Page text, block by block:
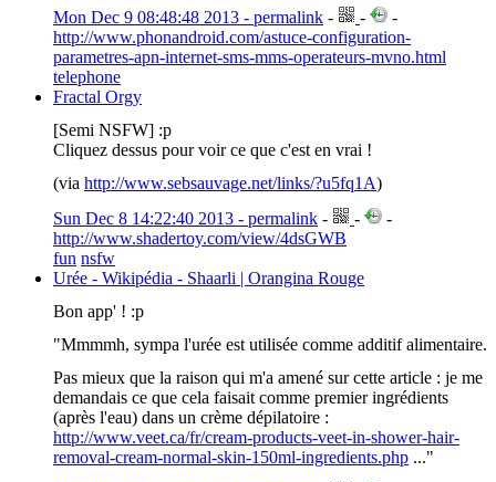
Mon Dec 9 08:48:48 2013 - permalink - -
-
http://www.phonandroid.com/astuce-configuration-
parametres-apn-internet-sms-mms-operateurs-mvno.html
telephone
Fractal Orgy
[Semi NSFW] :p
Cliquez dessus pour voir ce que c'est en vrai !
(via http://www.sebsauvage.net/links/?u5fq1A)
Sun Dec 8 14:22:40 2013 - permalink - -
-
http://www.shadertoy.com/view/4dsGWB
fun nsfw
Urée - Wikipédia - Shaarli | Orangina Rouge
Bon app' ! :p
"Mmmmh, sympa l'urée est utilisée comme additif alimentaire.
Pas mieux que la raison qui m'a amené sur cette article : je me
demandais ce que cela faisait comme premier ingrédients
(après l'eau) dans un crème dépilatoire :
http://www.veet.ca/fr/cream-products-veet-in-shower-hair-
removal-cream-normal-skin-150ml-ingredients.php ..."